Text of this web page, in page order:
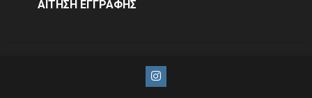
ΑΙΤΗΣΗ ΕΓΓΡΑΦΗΣ
Instagram